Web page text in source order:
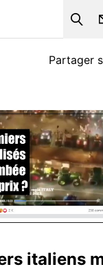
Partager
italiens